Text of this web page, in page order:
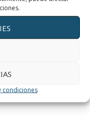
condiciones
olores altamente
La investigación
de beneficiarse de
de inhalar, los
responsable de